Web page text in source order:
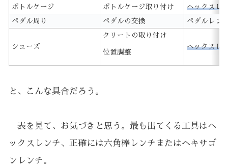
ボトルケージ ボトルケージ取り付け ヘックスレ
ペダル周り ペダルの交換 ペダルレン
シューズ
クリートの取り付け
位置調整
ヘックスレ
と、こんな具合だろう。
表を見て、お気づきと思う。最も出てくる工具はヘ
ックスレンチ、正確には六角棒レンチまたはヘキサゴ
ンレンチ。